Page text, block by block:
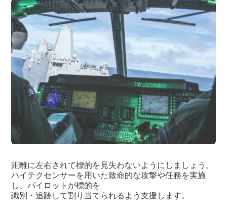
距離に左右されて標的を見失わないようにしましょう。
ハイテクセンサーを用いた致命的な攻撃や任務を実施
し、パイロットが標的を
識別・追跡して割り当てられるよう支援します。